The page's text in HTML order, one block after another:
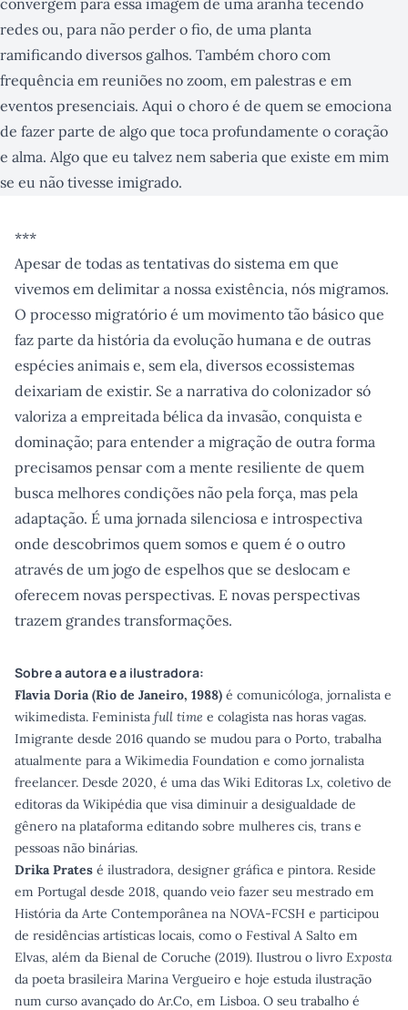
convergem para essa imagem de uma aranha tecendo
redes ou, para não perder o fio, de uma planta
ramificando diversos galhos. Também choro com
frequência em reuniões no zoom, em palestras e em
eventos presenciais. Aqui o choro é de quem se emociona
de fazer parte de algo que toca profundamente o coração
e alma. Algo que eu talvez nem saberia que existe em mim
se eu não tivesse imigrado.
***
Apesar de todas as tentativas do sistema em que
vivemos em delimitar a nossa existência, nós migramos.
O processo migratório é um movimento tão básico que
faz parte da história da evolução humana e de outras
espécies animais e, sem ela, diversos ecossistemas
deixariam de existir. Se a narrativa do colonizador só
valoriza a empreitada bélica da invasão, conquista e
dominação; para entender a migração de outra forma
precisamos pensar com a mente resiliente de quem
busca melhores condições não pela força, mas pela
adaptação. É uma jornada silenciosa e introspectiva
onde descobrimos quem somos e quem é o outro
através de um jogo de espelhos que se deslocam e
oferecem novas perspectivas. E novas perspectivas
trazem grandes transformações.
Sobre a autora e a ilustradora:
Flavia Doria (Rio de Janeiro, 1988) é comunicóloga, jornalista e
wikimedista. Feminista full time e colagista nas horas vagas.
Imigrante desde 2016 quando se mudou para o Porto, trabalha
atualmente para a Wikimedia Foundation e como jornalista
freelancer. Desde 2020, é uma das Wiki Editoras Lx, coletivo de
editoras da Wikipédia que visa diminuir a desigualdade de
gênero na plataforma editando sobre mulheres cis, trans e
pessoas não binárias.
Drika Prates é ilustradora, designer gráfica e pintora. Reside
em Portugal desde 2018, quando veio fazer seu mestrado em
História da Arte Contemporânea na NOVA-FCSH e participou
de residências artísticas locais, como o Festival A Salto em
Elvas, além da Bienal de Coruche (2019). Ilustrou o livro Exposta
da poeta brasileira Marina Vergueiro e hoje estuda ilustração
num curso avançado do Ar.Co, em Lisboa. O seu trabalho é